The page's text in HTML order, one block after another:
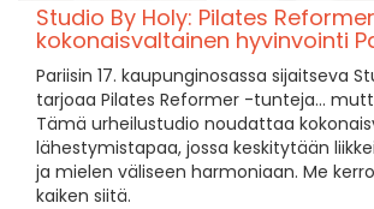
Studio By Holy: Pilates
kokonaisvaltainen hyvinvointi
Pariisin 17. kaupunginosassa sijaitseva
tarjoaa Pilates Reformer -tunteja...
Tämä urheilustudio noudattaa
lähestymistapaa, jossa keskitytään
ja mielen väliseen harmoniaan. Me
kaiken siitä.